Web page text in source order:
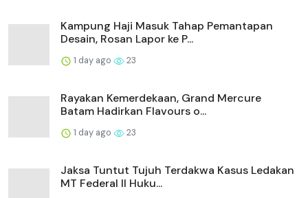
Kampung Haji Masuk Tahap Pemantapan
Desain, Rosan Lapor ke P...
1 day ago 23
Rayakan Kemerdekaan, Grand Mercure
Batam Hadirkan Flavours o...
1 day ago 23
Jaksa Tuntut Tujuh Terdakwa Kasus Ledakan
MT Federal II Huku...